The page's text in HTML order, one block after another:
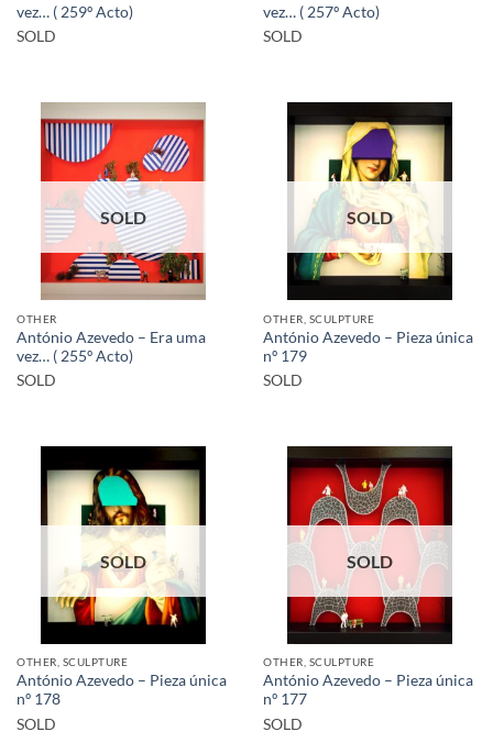
vez… ( 259º Acto)
SOLD
vez… ( 257º Acto)
SOLD
SOLD
OTHER
António Azevedo – Era uma
vez… ( 255º Acto)
SOLD
SOLD
OTHER, SCULPTURE
António Azevedo – Pieza única
nº 179
SOLD
SOLD
OTHER, SCULPTURE
António Azevedo – Pieza única
nº 178
SOLD
SOLD
OTHER, SCULPTURE
António Azevedo – Pieza única
nº 177
SOLD